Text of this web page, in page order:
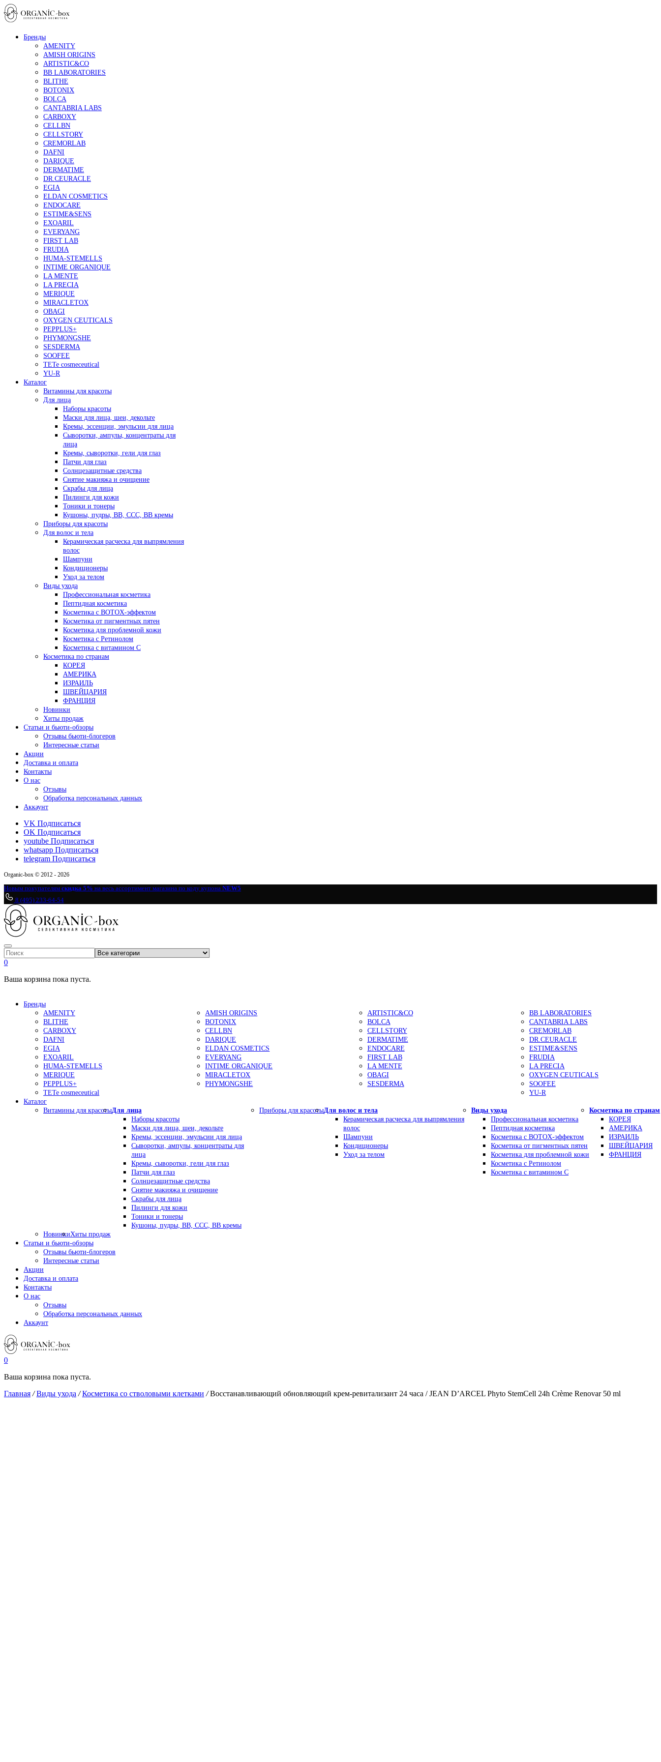
Бренды
AMENITY
AMISH ORIGINS
ARTISTIC&CO
BB LABORATORIES
BLITHE
BOTONIX
BOLCA
CANTABRIA LABS
CARBOXY
CELLBN
CELLSTORY
CREMORLAB
DAFNI
DARIQUE
DERMATIME
DR.CEURACLE
EGIA
ELDAN COSMETICS
ENDOCARE
ESTIME&SENS
EXOARIL
EVERYANG
FIRST LAB
FRUDIA
HUMA-STEMELLS
INTIME ORGANIQUE
LA MENTE
LA PRECIA
MERIQUE
MIRACLETOX
OBAGI
OXYGEN CEUTICALS
PEPPLUS+
PHYMONGSHE
SESDERMA
SOOFEE
TETe cosmeceutical
YU-R
Каталог
Витамины для красоты
Для лица
Наборы красоты
Маски для лица, шеи, декольте
Кремы, эссенции, эмульсии для лица
Сыворотки, ампулы, концентраты для
лица
Кремы, сыворотки, гели для глаз
Патчи для глаз
Солнцезащитные средства
Снятие макияжа и очищение
Скрабы для лица
Пилинги для кожи
Тоники и тонеры
Кушоны, пудры, ВВ, ССС, ВВ кремы
Приборы для красоты
Для волос и тела
Керамическая расческа для выпрямления
волос
Шампуни
Кондиционеры
Уход за телом
Виды ухода
Профессиональная косметика
Пептидная косметика
Косметика с BOTOX-эффектом
Косметика от пигментных пятен
Косметика для проблемной кожи
Косметика с Ретинолом
Косметика с витамином С
Косметика по странам
КОРЕЯ
АМЕРИКА
ИЗРАИЛЬ
ШВЕЙЦАРИЯ
ФРАНЦИЯ
Новинки
Хиты продаж
Статьи и бьюти-обзоры
Отзывы бьюти-блогеров
Интересные статьи
Акции
Доставка и оплата
Контакты
О нас
Отзывы
Обработка персональных данных
Аккаунт
VK Подписаться
OK Подписаться
youtube Подписаться
whatsapp Подписаться
telegram Подписаться
Organic-box © 2012 - 2026
Новым покупателям скидка 5% на весь ассортимент магазина по коду купона NEW5
8 (495) 233-64-54
0
Ваша корзина пока пуста.
Бренды
AMENITY
AMISH ORIGINS ARTISTIC&CO
BB LABORATORIES
BLITHE
BOTONIX BOLCA
CANTABRIA LABS
CARBOXY
CELLBN CELLSTORY
CREMORLAB
DAFNI
DARIQUE DERMATIME
DR.CEURACLE
EGIA
ELDAN COSMETICS ENDOCARE
ESTIME&SENS
EXOARIL
EVERYANG FIRST LAB
FRUDIA
HUMA-STEMELLS
INTIME ORGANIQUE LA MENTE
LA PRECIA
MERIQUE
MIRACLETOX OBAGI
OXYGEN CEUTICALS
PEPPLUS+
PHYMONGSHE SESDERMA
SOOFEE
TETe cosmeceutical
YU-R
Каталог
Витамины для красотыДля лица
Наборы красоты
Маски для лица, шеи, декольте
Кремы, эссенции, эмульсии для лица
Сыворотки, ампулы, концентраты для
лица
Кремы, сыворотки, гели для глаз
Патчи для глаз
Солнцезащитные средства
Снятие макияжа и очищение
Скрабы для лица
Пилинги для кожи
Тоники и тонеры
Кушоны, пудры, ВВ, ССС, ВВ кремы
Приборы для красотыДля волос и тела
Керамическая расческа для выпрямления
волос
Шампуни
Кондиционеры
Уход за телом
Виды ухода
Профессиональная косметика
Пептидная косметика
Косметика с BOTOX-эффектом
Косметика от пигментных пятен
Косметика для проблемной кожи
Косметика с Ретинолом
Косметика с витамином С
Косметика по странам
КОРЕЯ
АМЕРИКА
ИЗРАИЛЬ
ШВЕЙЦАРИЯ
ФРАНЦИЯ
НовинкиХиты продаж
Статьи и бьюти-обзоры
Отзывы бьюти-блогеров
Интересные статьи
Акции
Доставка и оплата
Контакты
О нас
Отзывы
Обработка персональных данных
Аккаунт
0
Ваша корзина пока пуста.
Главная /Виды ухода /Косметика со стволовыми клетками /Восстанавливающий обновляющий крем-ревитализант 24 часа / JEAN D’ARCEL Phyto StemCell 24h Crème Renovar 50 ml